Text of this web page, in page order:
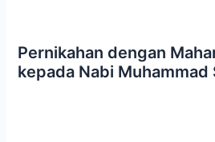
Pernikahan dengan
kepada Nabi Muhammad